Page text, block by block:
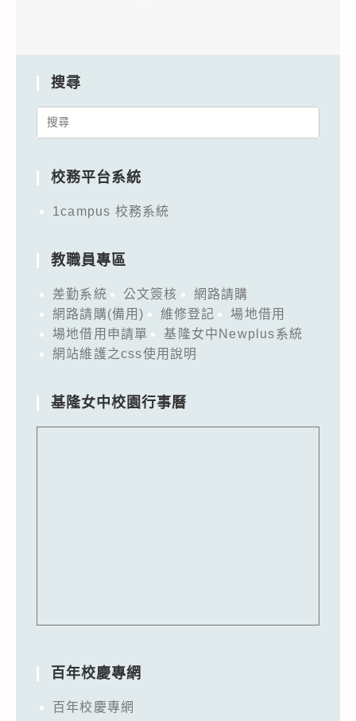
搜尋
Search
校務平台系統
1campus 校務系統
教職員專區
差勤系統 公文簽核
網路請購
網路請購(備用)
維修登記
場地借用
場地借用申請單
基隆女中Newplus系統
網站維護之css使用說明
基隆女中校園行事曆
百年校慶專網
百年校慶專網